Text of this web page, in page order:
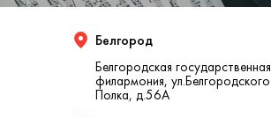
Белгород
Белгородская государственная
филармония, ул.Белгородского
Полка, д.56A